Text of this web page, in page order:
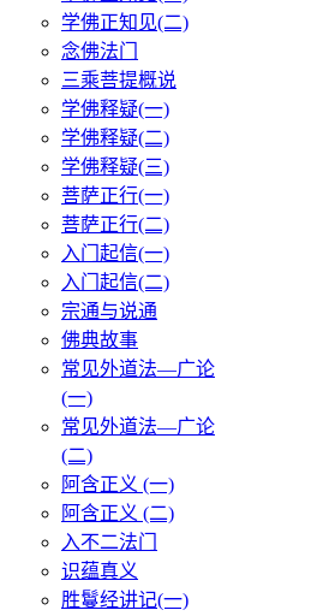
学佛正知见(二)
念佛法门
三乘菩提概说
学佛释疑(一)
学佛释疑(二)
学佛释疑(三)
菩萨正行(一)
菩萨正行(二)
入门起信(一)
入门起信(二)
宗通与说通
佛典故事
常见外道法—广论
(一)
常见外道法—广论
(二)
阿含正义 (一)
阿含正义 (二)
入不二法门
识蕴真义
胜鬘经讲记(一)